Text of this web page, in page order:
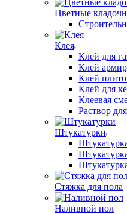
Цветные
Клея
Клей для
Клей
Клей
Клей для
Клеевая
Раствор
Штукатурки
Стяжка для пола
Наливной пол